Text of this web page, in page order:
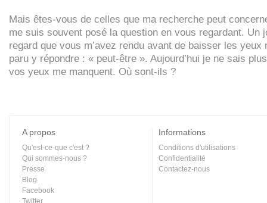
Mais êtes-vous de celles que ma recherche peut
me suis souvent posé la question en vous regardant. Un
regard que vous m’avez rendu avant de baisser les yeux
paru y répondre : « peut-être ». Aujourd’hui je ne sais
vos yeux me manquent. Où sont-ils ?
A propos
Qu'est-ce-que c'est ?
Qui sommes-nous ?
Presse
Blog
Facebook
Twitter
Informations
Conditions d'utilisations
Confidentialité
Contactez-nous